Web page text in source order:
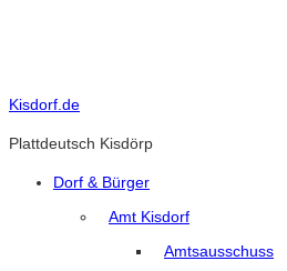
Kisdorf.de
Plattdeutsch Kisdörp
Dorf & Bürger
Amt Kisdorf
Amtsausschuss